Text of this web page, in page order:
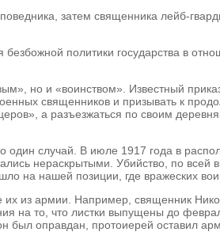
затем священника лейб-
политики государства в
но и «воинством». Известный
священников и призывать к
а разъезжаться по своим
случай. В июле 1917 года в
нераскрытыми. Убийство, по
на нашей позиции, где вражеских
их из армии. Например, священник
на то, что листки выпущены до
был оправдан, протоиерей оставил